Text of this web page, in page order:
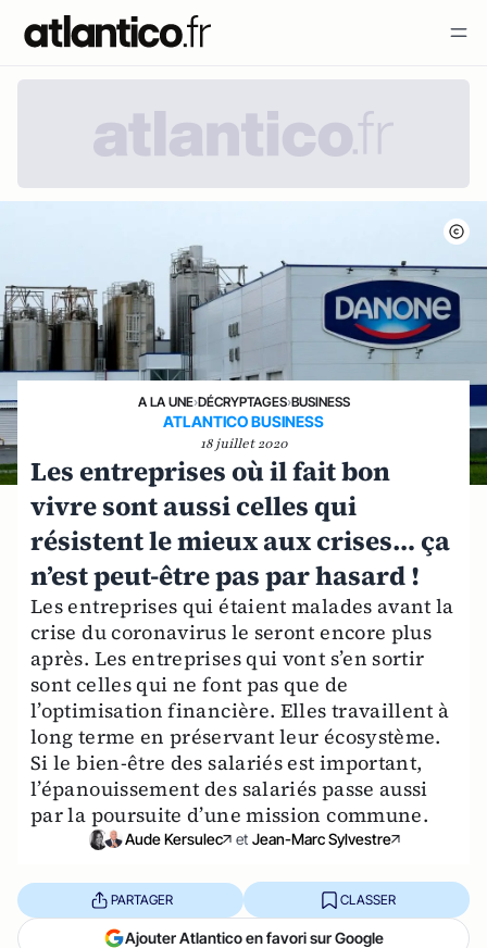
A LA UNE›DÉCRYPTAGES›BUSINESS
ATLANTICO BUSINESS
18 juillet 2020
Les entreprises où il fait bon
vivre sont aussi celles qui
résistent le mieux aux crises… ça
n’est peut-être pas par hasard !
Les entreprises qui étaient malades avant la
crise du coronavirus le seront encore plus
après. Les entreprises qui vont s’en sortir
sont celles qui ne font pas que de
l’optimisation financière. Elles travaillent à
long terme en préservant leur écosystème.
Si le bien-être des salariés est important,
l’épanouissement des salariés passe aussi
par la poursuite d’une mission commune.
Aude Kersulec et Jean-Marc Sylvestre
PARTAGER CLASSER
Ajouter Atlantico en favori sur Google